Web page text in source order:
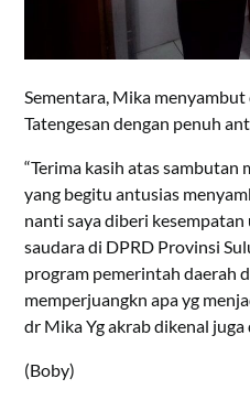
Sementara, Mika
Tatengesan dengan penuh
“Terima kasih atas sambutan
yang begitu antusias
nanti saya diberi
saudara di DPRD Provinsi
program pemerintah daerah
memperjuangkn apa yg
dr Mika Yg akrab dikenal juga
(Boby)